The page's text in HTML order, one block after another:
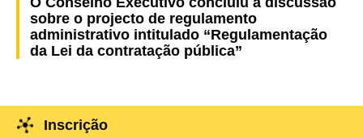
sobre o projecto de regulamento
administrativo intitulado “Regulamentação
da Lei da contratação pública”
Inscrição